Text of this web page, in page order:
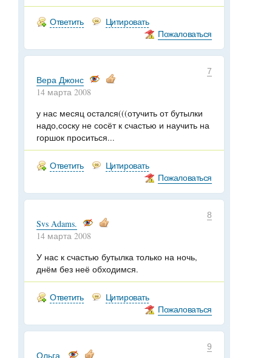
Ответить
Цитировать
Пожаловаться
7
Вера Джонс
14 марта 2008
у нас месяц остался(((отучить от бутылки
надо,соску не сосёт к счастью и научить на
горшок проситься...
Ответить
Цитировать
Пожаловаться
8
Svs Adams.
14 марта 2008
У нас к счастью бутылка только на ночь,
днём без неё обходимся.
Ответить
Цитировать
Пожаловаться
9
Ольга